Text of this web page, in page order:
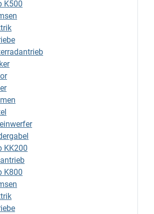
K500
KK200
K800